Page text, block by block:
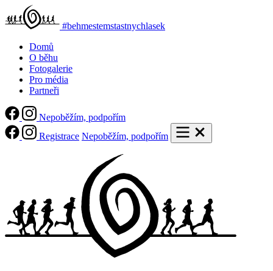
#behmestemstastnychlasek
Domů
O běhu
Fotogalerie
Pro média
Partneři
Nepoběžím, podpořím
Registrace Nepoběžím, podpořím